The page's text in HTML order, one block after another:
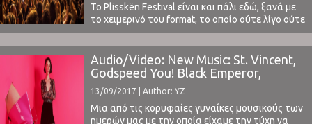
Το Plisskën Festival είναι και πάλι εδώ, ξανά με
το χειμερινό του format, το οποίο ούτε λίγο ούτε
πολύ καταμετρά 42 μουσικά σχήματα και σόλο
καλλιτέχνες, οι οποίοι θα παρουσιάσουν τη
δουλειά τους στο Αθηναϊκό κοινό το διήμερο 1-
2 Δεκεμβρίου 2017.Έχοντας για ακόμα μια
χρονιά έναν ελκυστικό συνδυασμό ήδη
καταξιωμένων, αλλά ...
Audio/Video: New Music: St. Vincent,
Godspeed You! Black Emperor,
Oneohtrix Point Never
13/09/2017 | Author: YZ
Μια από τις κορυφαίες γυναίκες μουσικούς των
ημερών μας με την οποία είχαμε την τύχη να